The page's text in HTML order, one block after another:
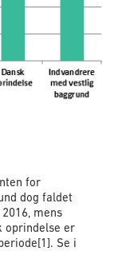
for
dog faldet
mens
oprindelse er
Se i